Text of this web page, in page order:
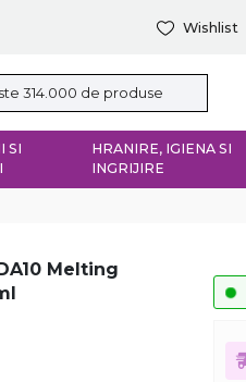
Wishlist
SI
HRANIRE, IGIENA SI
INGRIJIRE
Melting